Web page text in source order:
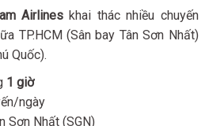
Airlines khai thác nhiều chuyến
TP.HCM (Sân bay Tân Sơn Nhất)
Quốc).
1 giờ
ngày
Sơn Nhất (SGN)